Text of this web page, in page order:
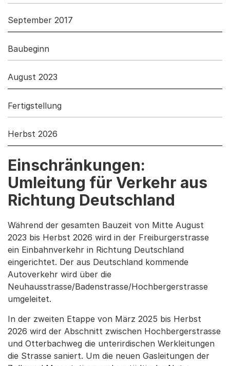
September 2017
Baubeginn
August 2023
Fertigstellung
Herbst 2026
Einschränkungen:
Umleitung für Verkehr aus
Richtung Deutschland
Während der gesamten Bauzeit von Mitte August
2023 bis Herbst 2026 wird in der Freiburgerstrasse
ein Einbahnverkehr in Richtung Deutschland
eingerichtet. Der aus Deutschland kommende
Autoverkehr wird über die
Neuhausstrasse/Badenstrasse/Hochbergerstrasse
umgeleitet.
In der zweiten Etappe von März 2025 bis Herbst
2026 wird der Abschnitt zwischen Hochbergerstrasse
und Otterbachweg die unterirdischen Werkleitungen
die Strasse saniert. Um die neuen Gasleitungen der